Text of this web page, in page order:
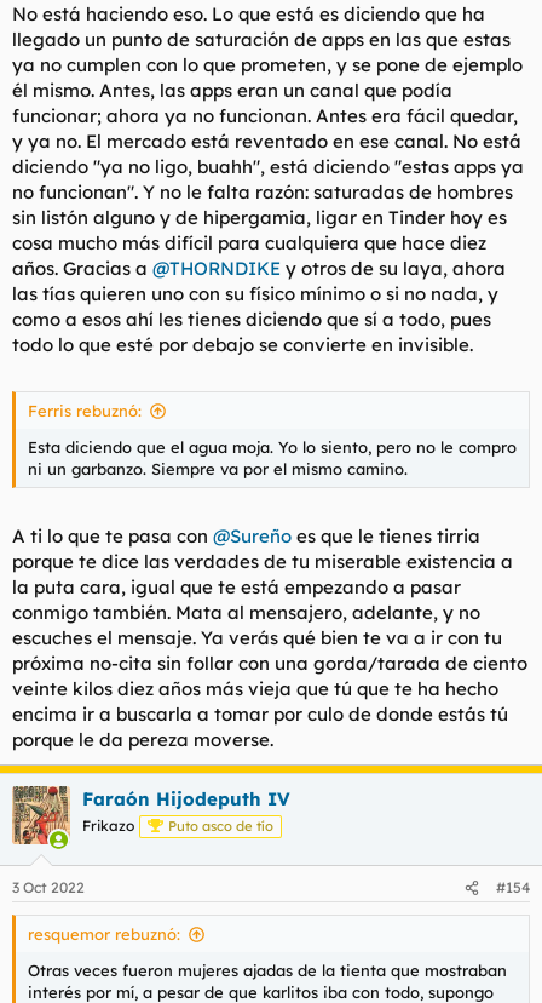
No está haciendo eso. Lo que está es diciendo que ha
llegado un punto de saturación de apps en las que estas
ya no cumplen con lo que prometen, y se pone de ejemplo
él mismo. Antes, las apps eran un canal que podía
funcionar; ahora ya no funcionan. Antes era fácil quedar,
y ya no. El mercado está reventado en ese canal. No está
diciendo "ya no ligo, buahh", está diciendo "estas apps ya
no funcionan". Y no le falta razón: saturadas de hombres
sin listón alguno y de hipergamia, ligar en Tinder hoy es
cosa mucho más difícil para cualquiera que hace diez
años. Gracias a @THORNDIKE y otros de su laya, ahora
las tías quieren uno con su físico mínimo o si no nada, y
como a esos ahí les tienes diciendo que sí a todo, pues
todo lo que esté por debajo se convierte en invisible.
Ferris rebuznó:
Esta diciendo que el agua moja. Yo lo siento, pero no le compro
ni un garbanzo. Siempre va por el mismo camino.
A ti lo que te pasa con @Sureño es que le tienes tirria
porque te dice las verdades de tu miserable existencia a
la puta cara, igual que te está empezando a pasar
conmigo también. Mata al mensajero, adelante, y no
escuches el mensaje. Ya verás qué bien te va a ir con tu
próxima no-cita sin follar con una gorda/tarada de ciento
veinte kilos diez años más vieja que tú que te ha hecho
encima ir a buscarla a tomar por culo de donde estás tú
porque le da pereza moverse.
Faraón Hijodeputh IV
Frikazo Puto asco de tío
3 Oct 2022 #154
resquemor rebuznó:
Otras veces fueron mujeres ajadas de la tienta que mostraban
interés por mí, a pesar de que karlitos iba con todo, supongo